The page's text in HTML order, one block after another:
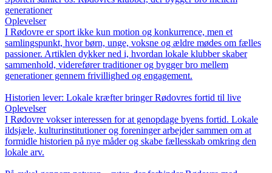
generationer
Oplevelser
I Rødovre er sport ikke kun motion og konkurrence, men et
samlingspunkt, hvor børn, unge, voksne og ældre mødes om fælles
passioner. Artiklen dykker ned i, hvordan lokale klubber skaber
sammenhold, viderefører traditioner og bygger bro mellem
generationer gennem frivillighed og engagement.
Historien lever: Lokale kræfter bringer Rødovres fortid til live
Oplevelser
I Rødovre vokser interessen for at genopdage byens fortid. Lokale
ildsjæle, kulturinstitutioner og foreninger arbejder sammen om at
formidle historien på nye måder og skabe fællesskab omkring den
lokale arv.